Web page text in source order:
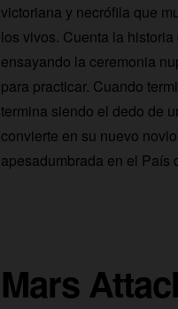
victoriana y necrófila que
los vivos. Cuenta la
ensayando la ceremonia
para practicar. Cuando
termina siendo el dedo de
convierte en su nuevo
apesadumbrada en el País
Mars